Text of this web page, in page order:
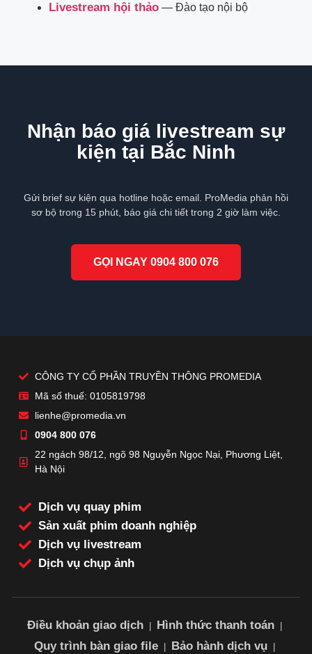
Livestream hội thảo — Đào tạo nội bộ
Nhận báo giá livestream sự
kiện tại Bắc Ninh
Gửi brief sự kiện qua hotline hoặc email. ProMedia phản hồi
sơ bộ trong 15 phút, báo giá chi tiết trong 2 giờ làm việc.
GỌI NGAY 0904 800 076
CÔNG TY CỔ PHẦN TRUYỀN THÔNG PROMEDIA
Mã số thuế: 0105819798
lienhe@promedia.vn
0904 800 076
22 ngách 98/12, ngõ 98 Nguyễn Ngọc Nại, Phương Liệt,
Hà Nội
Dịch vụ quay phim
Sản xuất phim doanh nghiệp
Dịch vụ livestream
Dịch vụ chụp ảnh
Điều khoản giao dịch | Hình thức thanh toán |
Quy trình bàn giao file | Bảo hành dịch vụ |